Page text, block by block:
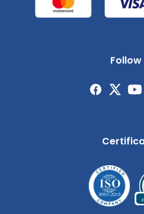
Follow